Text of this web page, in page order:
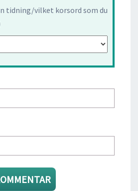
tidning/vilket korsord som du